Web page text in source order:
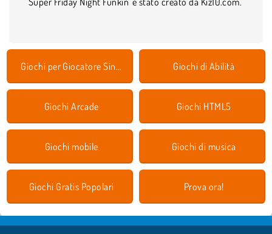
Giochi per Giocatore Singolo Giochi di Abilità
Giochi Arcade Giochi HTML5
Giochi mobile Giochi di musica
Giochi Gratis Popolari Prova ora!